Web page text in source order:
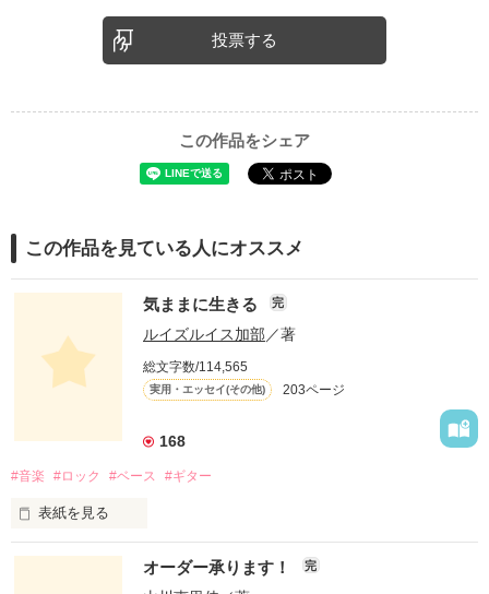
投票する
この作品をシェア
この作品を見ている人にオススメ
気ままに生きる 完
ルイズルイス加部 ／著
総文字数/114,565
実用・エッセイ(その他) 203ページ
168
#音楽 #ロック #ベース #ギター
表紙を見る
オーダー承ります！ 完